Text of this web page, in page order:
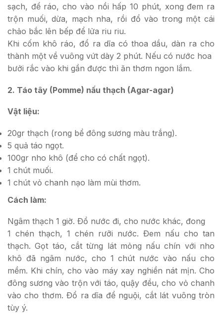
sạch, để ráo, cho vào nồi hấp 10 phút, xong đem ra
trộn muối, dừa, mạch nha, rồi đổ vào trong một cái
chảo bắc lên bếp để lửa riu riu.
Khi cốm khô ráo, đổ ra dĩa có thoa dầu, dàn ra cho
thành một về vuông vứt dày 2 phút. Nếu có nước hoa
bưởi rắc vào khi gần được thì ăn thơm ngon lắm.
2. Táo tây (Pomme) nấu thạch (Agar-agar)
Vật liệu:
20gr thạch (rong bể đông sương màu trắng).
5 quả táo ngọt.
100gr nho khô (để cho có chất ngọt).
1 chút muối.
1 chút vỏ chanh nạo làm mùi thơm.
Cách làm:
Ngâm thạch 1 giờ. Ðổ nước đi, cho nước khác, đong
1 chén thạch, 1 chén rưỡi nước. Ðem nấu cho tan
thạch. Gọt táo, cắt từng lát mỏng nấu chín với nho
khô đã ngâm nước, cho 1 chút nước vào nấu cho
mềm. Khi chín, cho vào máy xay nghiền nát mịn. Cho
đông sương vào trộn với táo, quậy đều, cho vỏ chanh
vào cho thơm. Ðổ ra dĩa để nguội, cắt lát vuông tròn
tùy ý.